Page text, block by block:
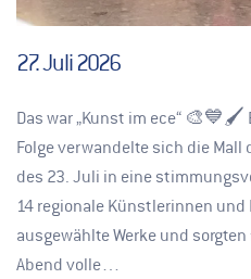
27. Juli 2026
Das war „Kunst im ece“ 🎨💙🖌️
Folge verwandelte sich die Mall
des 23. Juli in eine
14 regionale Künstlerinnen
ausgewählte Werke und
Abend volle…